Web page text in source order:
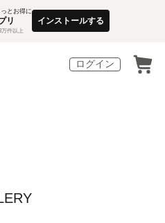
とお得に
リ
万件以上
インストールする
ログイン